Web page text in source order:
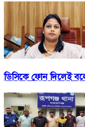
ডিসিকে ফোন দিলেই